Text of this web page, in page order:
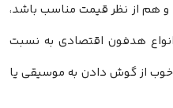
هم از نظر قیمت مناسب باشد،
انواع هدفون اقتصادی به نسبت
خوب از گوش دادن به موسیقی یا